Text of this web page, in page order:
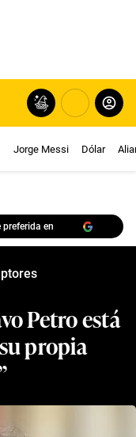
Jorge Messi Dólar
en
Petro está
propia